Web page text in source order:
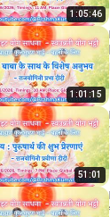
1:05:46
1:01:15
51:01